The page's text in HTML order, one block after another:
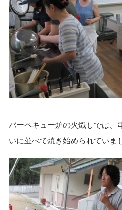
バーベキュー炉の火熾しでは、
いに並べて焼き始められていま